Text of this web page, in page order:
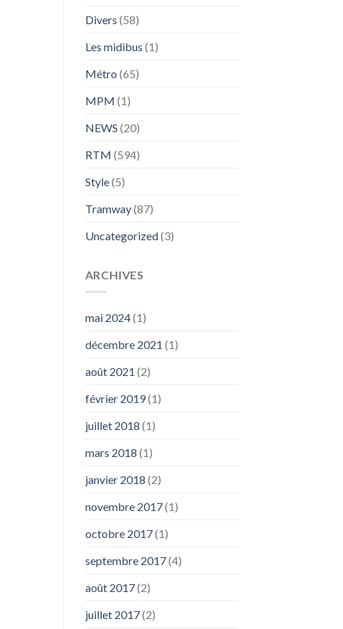
Divers (58)
Les midibus (1)
Métro (65)
MPM (1)
NEWS (20)
RTM (594)
Style(5)
Tramway(87)
Uncategorized(3)
ARCHIVES
mai 2024(1)
décembre 2021 (1)
août 2021 (2)
février 2019(1)
juillet 2018 (1)
mars 2018 (1)
janvier 2018 (2)
novembre 2017(1)
octobre 2017(1)
septembre 2017(4)
août 2017(2)
juillet 2017(2)